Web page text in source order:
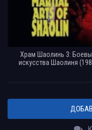
Храм Шаолинь 3:
искусства Шаолиня